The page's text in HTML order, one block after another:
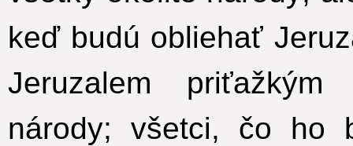
keď budú obliehať
Jeruzalem
národy; všetci, čo ho